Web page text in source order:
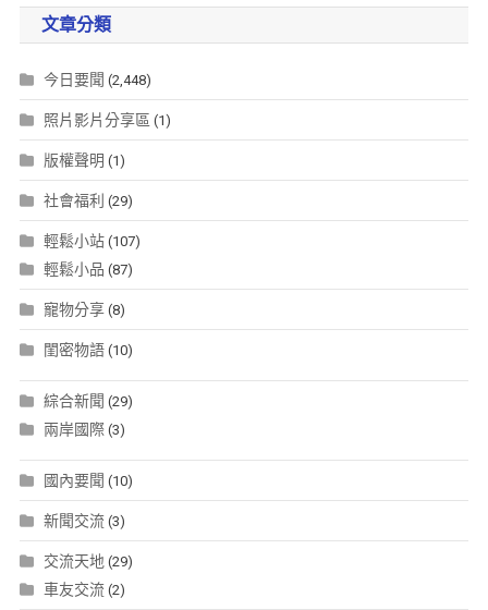
文章分類
今日要聞 (2,448)
照片影片分享區 (1)
版權聲明 (1)
社會福利 (29)
輕鬆小站(107)
輕鬆小品 (87)
寵物分享(8)
閨密物語(10)
綜合新聞 (29)
兩岸國際(3)
國內要聞 (10)
新聞交流(3)
交流天地(29)
車友交流(2)